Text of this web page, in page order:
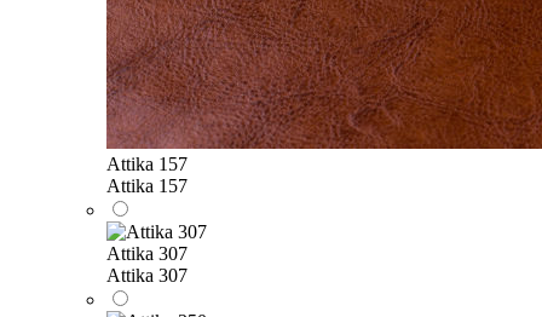
Attika 157
Attika 157
Attika 307
Attika 307